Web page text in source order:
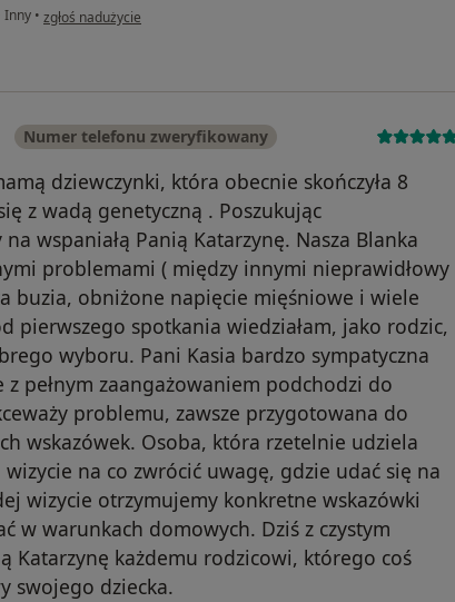
Inny • w opinii użytkownika Dominika Dłużniewska
zgłoś nadużycie
Numer telefonu zweryfikowany
dziewczynki, która obecnie skończyła 8
z wadą genetyczną . Poszukując
wspaniałą Panią Katarzynę. Nasza Blanka
problemami ( między innymi nieprawidłowy
buzia, obniżone napięcie mięśniowe i wiele
pierwszego spotkania wiedziałam, jako rodzic,
wyboru. Pani Kasia bardzo sympatyczna
pełnym zaangażowaniem podchodzi do
problemu, zawsze przygotowana do
wskazówek. Osoba, która rzetelnie udziela
na co zwrócić uwagę, gdzie udać się na
wizycie otrzymujemy konkretne wskazówki
w warunkach domowych. Dziś z czystym
Katarzynę każdemu rodzicowi, którego coś
swojego dziecka.